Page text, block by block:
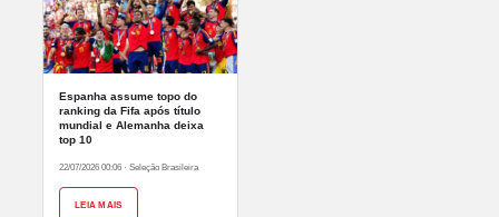
Espanha assume topo do
ranking da Fifa após título
mundial e Alemanha deixa
top 10
22/07/2026 00:06 · Seleção Brasileira
LEIA MAIS